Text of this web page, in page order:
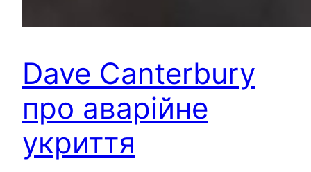
Dave Canterbury
про аварійне
укриття